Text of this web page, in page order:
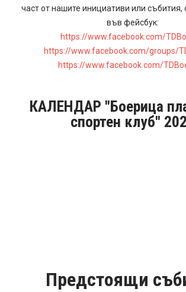
част от нашите инициативи или събития,
във фейсбук:
https://www.facebook.com/
https://www.facebook.com/groups/
https://www.facebook.com/
КАЛЕНДАР "Боерица
спортен клуб"
Предстоящи